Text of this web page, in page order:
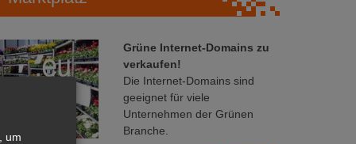
Grüne Internet-Domains zu
verkaufen!
Die Internet-Domains sind
geeignet für viele
Unternehmen der Grünen
Branche.
um